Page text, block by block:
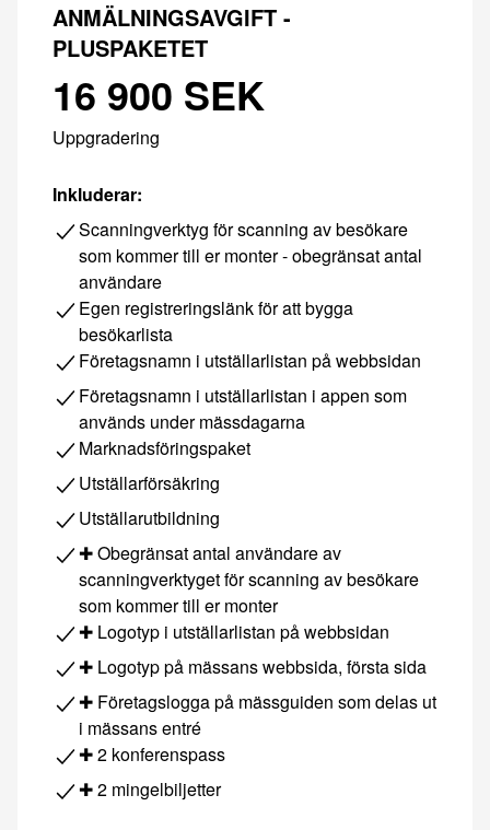
ANMÄLNINGSAVGIFT -
PLUSPAKETET
16 900 SEK
Uppgradering
Inkluderar:
Scanningverktyg för scanning av besökare
som kommer till er monter - obegränsat antal
användare
Egen registreringslänk för att bygga
besökarlista
Företagsnamn i utställarlistan på webbsidan
Företagsnamn i utställarlistan i appen som
används under mässdagarna
Marknadsföringspaket
Utställarförsäkring
Utställarutbildning
✚ Obegränsat antal användare av
scanningverktyget för scanning av besökare
som kommer till er monter
✚ Logotyp i utställarlistan på webbsidan
✚ Logotyp på mässans webbsida, första sida
✚ Företagslogga på mässguiden som delas ut
i mässans entré
✚ 2 konferenspass
✚ 2 mingelbiljetter